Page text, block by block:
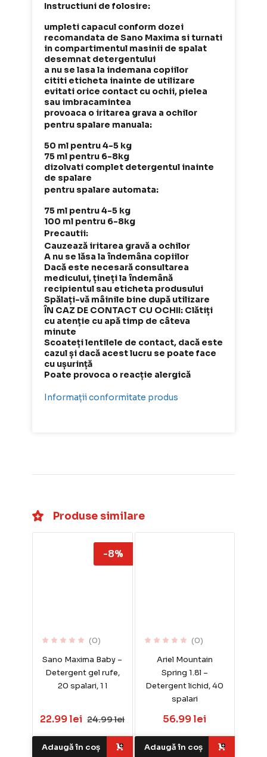
Instructiuni de folosire:
umpleti capacul conform dozei
recomandata de Sano Maxima si turnati
in compartimentul masinii de spalat
desemnat detergentului
a nu se lasa la indemana copiilor
cititi eticheta inainte de utilizare
evitati orice contact cu ochii, pielea
sau imbracamintea
provoaca o iritarea grava a ochilor
pentru spalare manuala:
50 ml pentru 4-5 kg
75 ml pentru 6-8kg
dizolvati complet detergentul inainte
de spalare
pentru spalare automata:
75 ml pentru 4-5 kg
100 ml pentru 6-8kg
Precautii:
Cauzează iritarea gravă a ochilor
A nu se lăsa la îndemâna copiilor
Dacă este necesară consultarea
medicului, țineți la îndemână
recipientul sau eticheta produsului
Spălați-vă mâinile bine după utilizare
ÎN CAZ DE CONTACT CU OCHII: Clătiți
cu atenție cu apă timp de câteva
minute
Scoateți lentilele de contact, dacă este
cazul și dacă acest lucru se poate face
cu ușurință
Poate provoca o reacție alergică
Informații conformitate produs
Produse similare
(0)
Sano Maxima Baby –
Detergent gel rufe,
20 spalari, 1 l
22.99 lei 24.99 lei
-8%
Adaugă în coș
(0)
Ariel Mountain
Spring 1.8l –
Detergent lichid, 40
spalari
56.99 lei
Adaugă în coș